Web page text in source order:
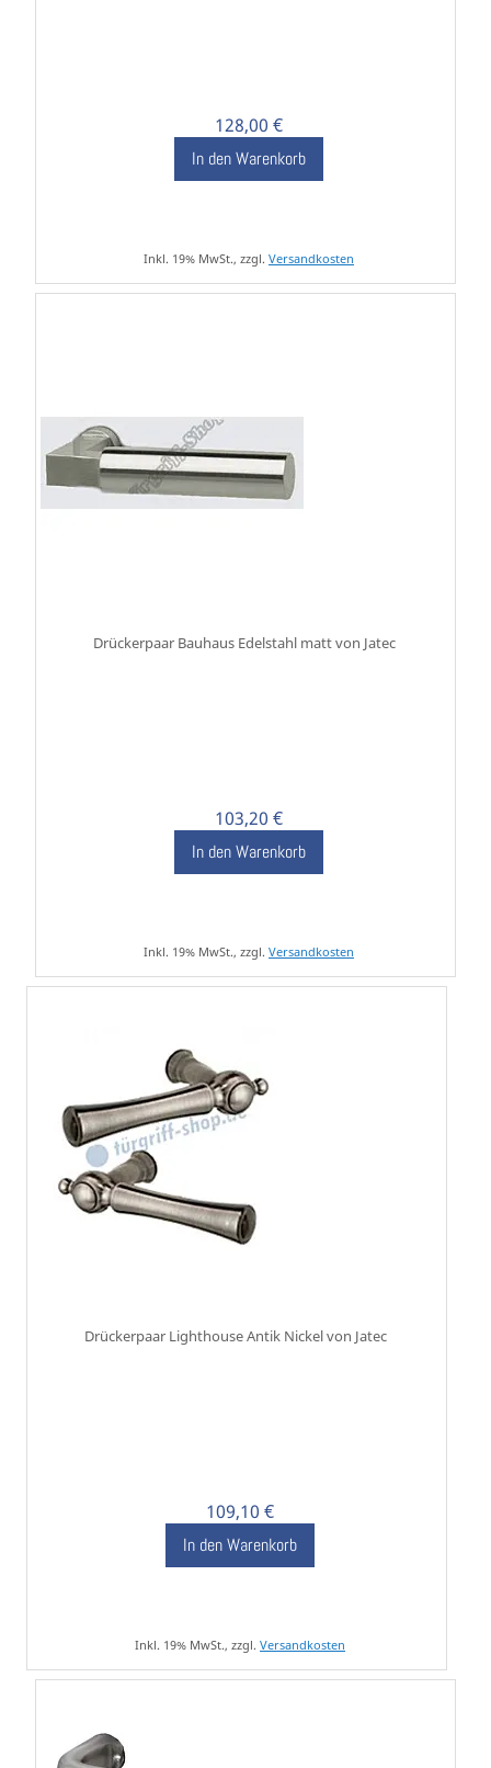
128,00 €
In den Warenkorb
Inkl. 19% MwSt., zzgl. Versandkosten
Drückerpaar Bauhaus Edelstahl matt von Jatec
103,20 €
In den Warenkorb
Inkl. 19% MwSt., zzgl. Versandkosten
Drückerpaar Lighthouse Antik Nickel von Jatec
109,10 €
In den Warenkorb
Inkl. 19% MwSt., zzgl. Versandkosten